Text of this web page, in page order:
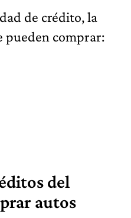
de crédito, la
pueden comprar:
del
autos